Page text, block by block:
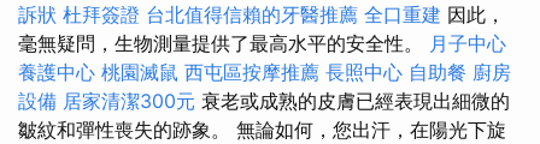
訴狀 杜拜簽證 台北值得信賴的牙醫推薦 全口重建 因此，
毫無疑問，生物測量提供了最高水平的安全性。
月子中心
養護中心 桃園滅鼠 西屯區按摩推薦 長照中心 自助餐 廚房
設備 居家清潔300元 衰老或成熟的皮膚已經表現出細微的
皺紋和彈性喪失的跡象。 無論如何，您出汗，在陽光下旋